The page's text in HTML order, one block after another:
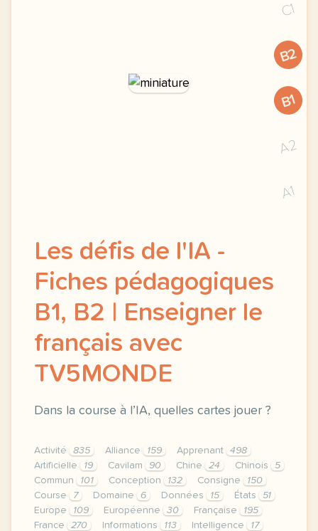
C1
B2
B1
A2
A1
Les défis de l'IA -
Fiches pédagogiques
B1, B2 | Enseigner le
français avec
TV5MONDE
Dans la course à l’IA, quelles cartes jouer ?
Activité 835 Alliance 159 Apprenant
498
Artificielle
19 Cavilam 90 Chine 24 Chinois
5
Commun
101 Conception 132 Consigne
150
Course
7 Domaine 6 Données 15 États
51
Europe
109 Européenne 30 Française
195
France
270 Informations 113 Intelligence
17